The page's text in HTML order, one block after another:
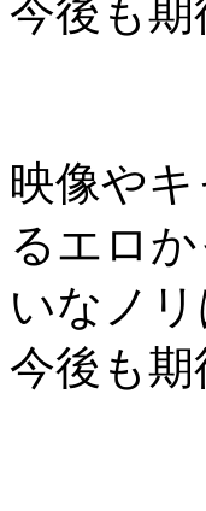
今後も期
映像や
るエロ
いなノ
今後も期